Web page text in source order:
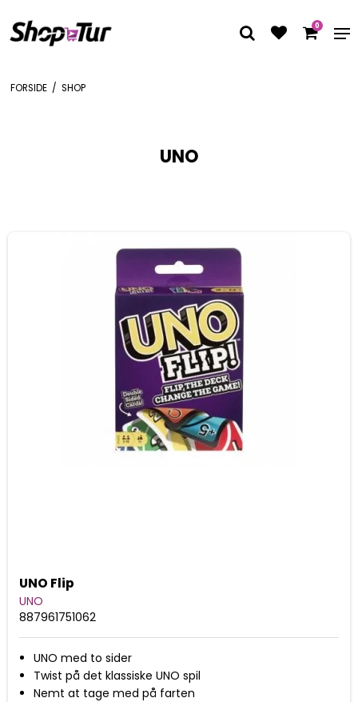
0
FORSIDE / SHOP
UNO
UNO Flip
UNO
887961751062
UNO med to sider
Twist på det klassiske UNO spil
Nemt at tage med på farten